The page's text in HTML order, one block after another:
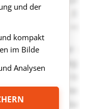
und der
kompakt
im Bilde
Analysen